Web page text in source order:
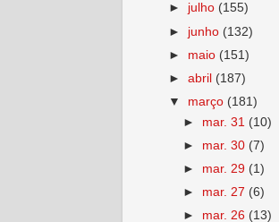
► julho (155)
► junho (132)
► maio (151)
►abril (187)
▼ março (181)
► mar. 31 (10)
► mar. 30 (7)
► mar. 29 (1)
► mar. 27 (6)
► mar. 26 (13)